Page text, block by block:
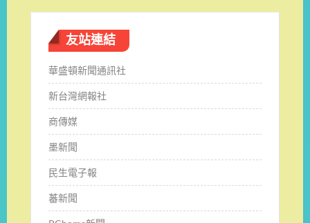
友站連結
華盛頓新聞通訊社
新台灣網報社
商傳媒
墨新聞
民生電子報
蕃新聞